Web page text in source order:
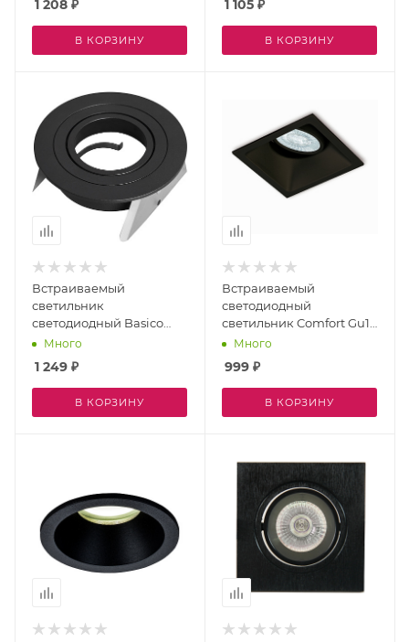
1 208 ₽
В КОРЗИНУ
1 105 ₽
В КОРЗИНУ
Встраиваемый
светильник
светодиодный Basico
Gu10 7743
Много
1 249 ₽
В КОРЗИНУ
Встраиваемый
светодиодный
светильник Comfort Gu10
C0165 IP20
Много
999 ₽
В КОРЗИНУ